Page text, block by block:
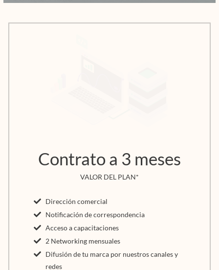
Contrato a 3 meses
VALOR DEL PLAN*
Dirección comercial
Notificación de correspondencia
Acceso a capacitaciones
2 Networking mensuales
Difusión de tu marca por nuestros canales y
redes